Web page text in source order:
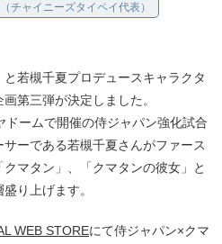
チャイニーズタイペイ代表）
若槻千夏プロデュースキャラクタ
第三弾が決定しました。
ームで開催の侍ジャパン強化試合
ーである若槻千夏さんがファース
マタン」、「クマタンの彼女」と
り上げます。
WEB STOREにて侍ジャパン×クマ